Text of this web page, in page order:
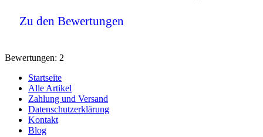
Zu den Bewertungen
Bewertungen: 2
Startseite
Alle Artikel
Zahlung und Versand
Datenschutzerklärung
Kontakt
Blog